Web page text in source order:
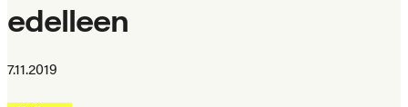
edelleen
7.11.2019